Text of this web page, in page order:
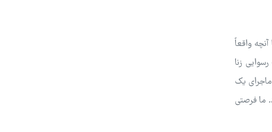
واقعاً
زنا
یک
ما فرصتی